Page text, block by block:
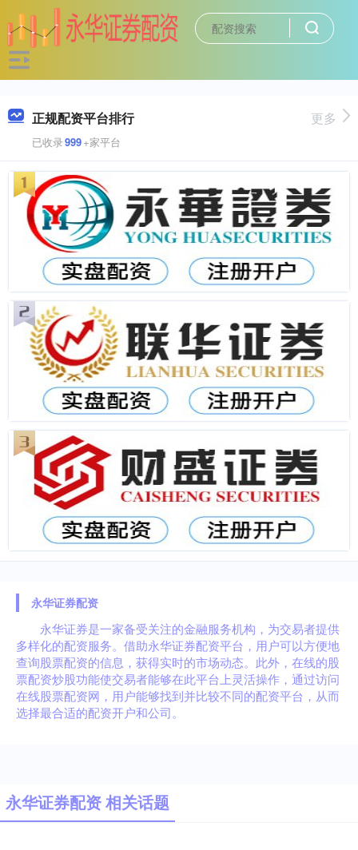
正规配资平台排行
已收录999+家平台
更多
永华证券配资
永华证券是一家备受关注的金融服务机构，为交易者提供
多样化的配资服务。借助永华证券配资平台，用户可以方便地
查询股票配资的信息，获得实时的市场动态。此外，在线的股
票配资炒股功能使交易者能够在此平台上灵活操作，通过访问
在线股票配资网，用户能够找到并比较不同的配资平台，从而
选择最合适的配资开户和公司。
永华证券配资 相关话题